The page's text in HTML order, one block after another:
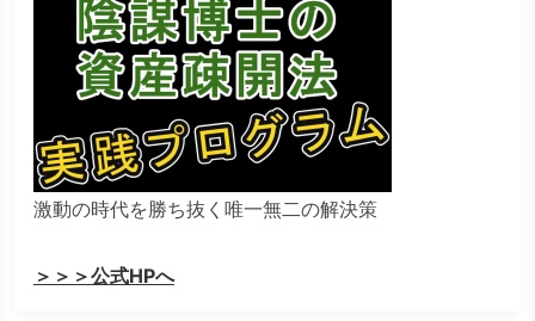
激動の時代を勝ち抜く唯一無二の解決策
＞＞＞公式HPへ